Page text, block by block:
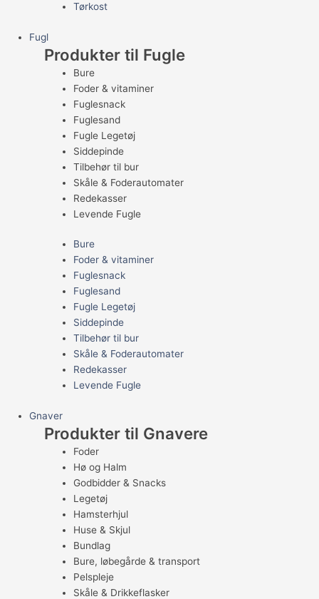
Tørkost
Fugl
Produkter til Fugle
Bure
Foder & vitaminer
Fuglesnack
Fuglesand
Fugle Legetøj
Siddepinde
Tilbehør til bur
Skåle & Foderautomater
Redekasser
Levende Fugle
Bure
Foder & vitaminer
Fuglesnack
Fuglesand
Fugle Legetøj
Siddepinde
Tilbehør til bur
Skåle & Foderautomater
Redekasser
Levende Fugle
Gnaver
Produkter til Gnavere
Foder
Hø og Halm
Godbidder & Snacks
Legetøj
Hamsterhjul
Huse & Skjul
Bundlag
Bure, løbegårde & transport
Pelspleje
Skåle & Drikkeflasker